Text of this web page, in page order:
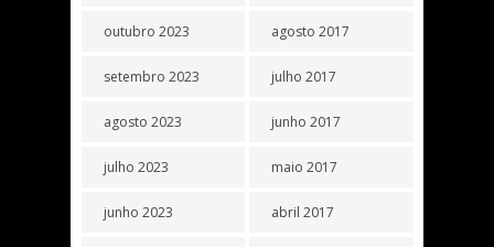
outubro 2023
setembro 2023
agosto 2023
julho 2023
junho 2023
agosto 2017
julho 2017
junho 2017
maio 2017
abril 2017